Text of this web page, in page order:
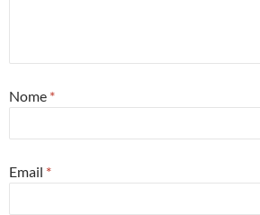
Nome *
Email *